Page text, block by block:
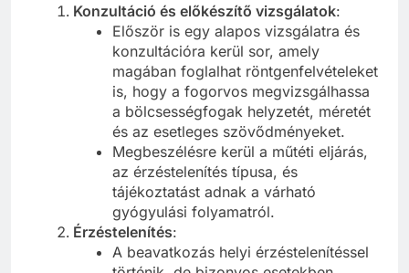
Konzultáció és előkészítő vizsgálatok:
Először is egy alapos vizsgálatra és
konzultációra kerül sor, amely
magában foglalhat röntgenfelvételeket
is, hogy a fogorvos megvizsgálhassa
a bölcsességfogak helyzetét, méretét
és az esetleges szövődményeket.
Megbeszélésre kerül a műtéti eljárás,
az érzéstelenítés típusa, és
tájékoztatást adnak a várható
gyógyulási folyamatról.
Érzéstelenítés:
A beavatkozás helyi érzéstelenítéssel